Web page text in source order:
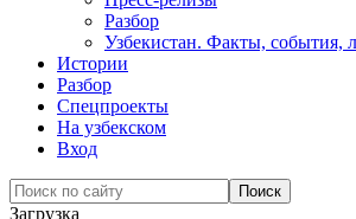
Разбор
Узбекистан. Факты, события,
Истории
Разбор
Спецпроекты
На узбекском
Вход
Загрузка